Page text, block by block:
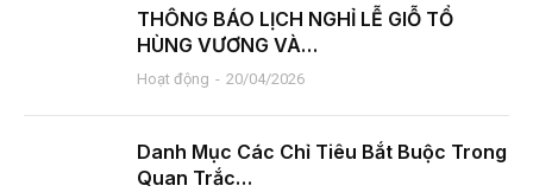
THÔNG BÁO LỊCH NGHỈ LỄ GIỖ TỔ
HÙNG VƯƠNG VÀ…
Hoạt động 20/04/2026
Danh Mục Các Chỉ Tiêu Bắt Buộc Trong
Quan Trắc…